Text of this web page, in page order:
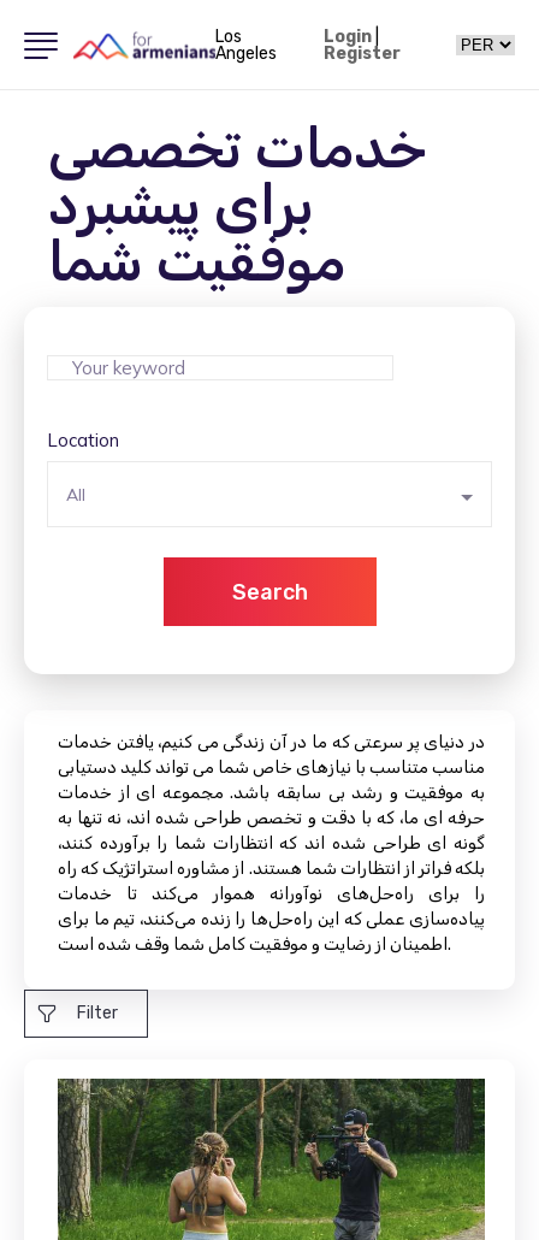
Los
Angeles
Login|
Register
خدمات تخصصی
برای پیشبرد
موفقیت شما
Location
All
Search
در دنیای پر سرعتی که ما در آن زندگی می کنیم، یافتن خدمات
مناسب متناسب با نیازهای خاص شما می تواند کلید دستیابی
به موفقیت و رشد بی سابقه باشد. مجموعه ای از خدمات
حرفه ای ما، که با دقت و تخصص طراحی شده اند، نه تنها به
گونه ای طراحی شده اند که انتظارات شما را برآورده کنند،
بلکه فراتر از انتظارات شما هستند. از مشاوره استراتژیک که راه
را برای راه‌حل‌های نوآورانه هموار می‌کند تا خدمات
پیاده‌سازی عملی که این راه‌حل‌ها را زنده می‌کنند، تیم ما برای
اطمینان از رضایت و موفقیت کامل شما وقف شده است.
Filter